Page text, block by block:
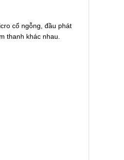
cổ ngỗng, đầu phát
thanh khác nhau.